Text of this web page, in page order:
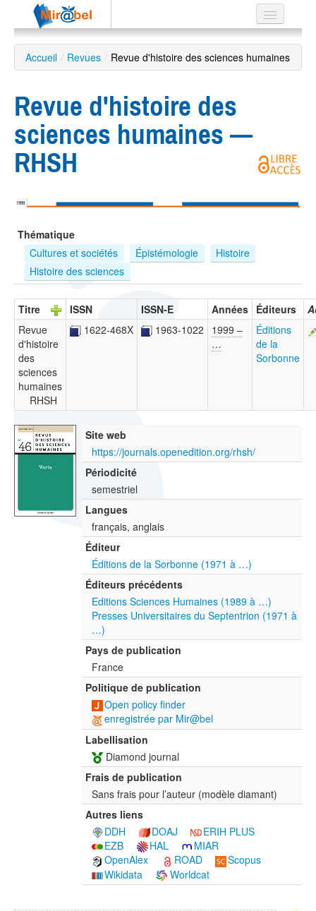
Le réseau
Soutien
Recherche
EN
?
Accueil / Revues / Revue d'histoire des sciences humaines
Revue d'histoire des
sciences humaines —
RHSH
1999
Thématique
Cultures et sociétés
Épistémologie
Histoire
Histoire des sciences
Titre ISSN ISSN-E Années Éditeurs
Revue
d'histoire
des
sciences
humaines
RHSH
1622-468X 1963-1022
1999 –
…
Éditions
de la
Sorbonne
Site web
https://journals.openedition.org/rhsh/
Périodicité
semestriel
Langues
français, anglais
Éditeur
Éditions de la Sorbonne (1971 à …)
Éditeurs précédents
Editions Sciences Humaines (1989 à …)
Presses Universitaires du Septentrion (1971 à
…)
Pays de publication
France
Politique de publication
Open policy finder
enregistrée par Mir@bel
Labellisation
Diamond journal
Frais de publication
Sans frais pour l’auteur (modèle diamant)
Autres liens
DDH
DOAJ
ERIH PLUS
EZB
HAL
MIAR
OpenAlex
ROAD
Scopus
Wikidata
Worldcat